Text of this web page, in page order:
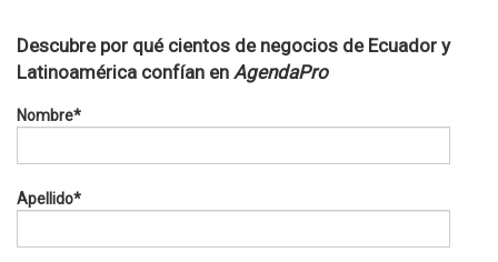
Descubre por qué cientos de negocios de Ecuador y
Latinoamérica confían en AgendaPro
Nombre*
Apellido*